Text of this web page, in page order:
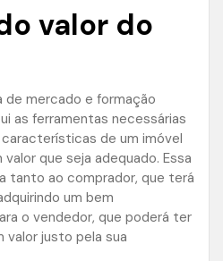
valor do
de mercado e formação
as ferramentas necessárias
características de um imóvel
que seja adequado. Essa
tanto ao comprador, que terá
um bem
o vendedor, que poderá ter
justo pela sua